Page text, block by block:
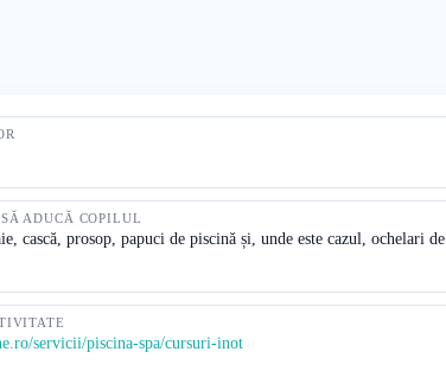
ADUCĂ COPILUL
cască, prosop, papuci de piscină și, unde este cazul, ochelari de
servicii/piscina-spa/cursuri-inot